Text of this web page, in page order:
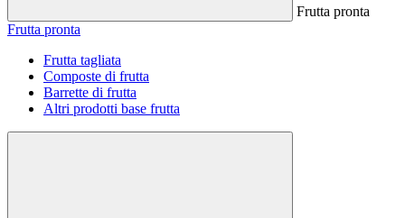
Frutta pronta
Frutta pronta
Frutta tagliata
Composte di frutta
Barrette di frutta
Altri prodotti base frutta